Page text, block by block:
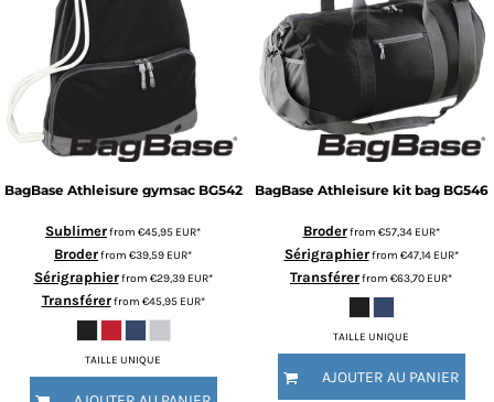
BagBase Athleisure gymsac BG542
Sublimerfrom €45,95 EUR*
Broderfrom €39,59 EUR*
Sérigraphierfrom €29,39 EUR*
Transférerfrom €45,95 EUR*
TAILLE UNIQUE
BagBase Athleisure kit bag BG546
Broderfrom €57,34 EUR*
Sérigraphierfrom €47,14 EUR*
Transférerfrom €63,70 EUR*
TAILLE UNIQUE
AJOUTER AU PANIER